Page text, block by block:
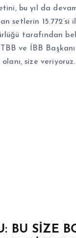
bu yıl da
setlerin 15.772’si
tarafından
ve İBB
size
BU SİZE